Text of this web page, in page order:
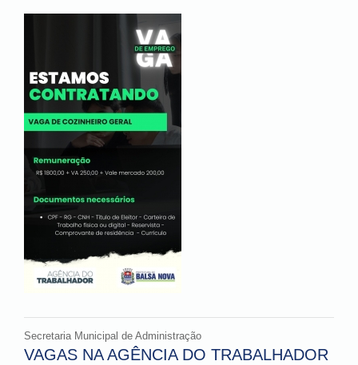
Secretaria Municipal de Administração
VAGAS NA AGÊNCIA DO TRABALHADOR